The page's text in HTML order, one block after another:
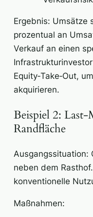
Ergebnis: Umsätze
prozentual an
Verkauf an einen
Equity‑Take‑Out,
akquirieren.
Beispiel 2:
Randfläche
Ausgangssituation:
neben dem
konventionelle
Maßnahmen: